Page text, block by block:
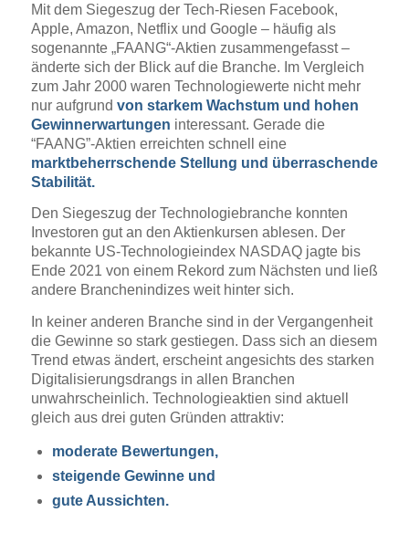
Mit dem Siegeszug der Tech-Riesen Facebook,
Apple, Amazon, Netflix und Google – häufig als
sogenannte „FAANG“-Aktien zusammengefasst –
änderte sich der Blick auf die Branche. Im Vergleich
zum Jahr 2000 waren Technologiewerte nicht mehr
nur aufgrund von starkem Wachstum und hohen
Gewinnerwartungen interessant. Gerade die
“FAANG”-Aktien erreichten schnell eine
marktbeherrschende Stellung und überraschende
Stabilität.
Den Siegeszug der Technologiebranche konnten
Investoren gut an den Aktienkursen ablesen. Der
bekannte US-Technologieindex NASDAQ jagte bis
Ende 2021 von einem Rekord zum Nächsten und ließ
andere Branchenindizes weit hinter sich.
In keiner anderen Branche sind in der Vergangenheit
die Gewinne so stark gestiegen. Dass sich an diesem
Trend etwas ändert, erscheint angesichts des starken
Digitalisierungsdrangs in allen Branchen
unwahrscheinlich. Technologieaktien sind aktuell
gleich aus drei guten Gründen attraktiv:
moderate Bewertungen,
steigende Gewinne und
gute Aussichten.